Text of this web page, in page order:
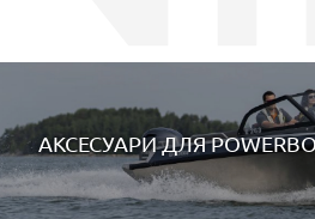
АКСЕСУАРИ ДЛЯ